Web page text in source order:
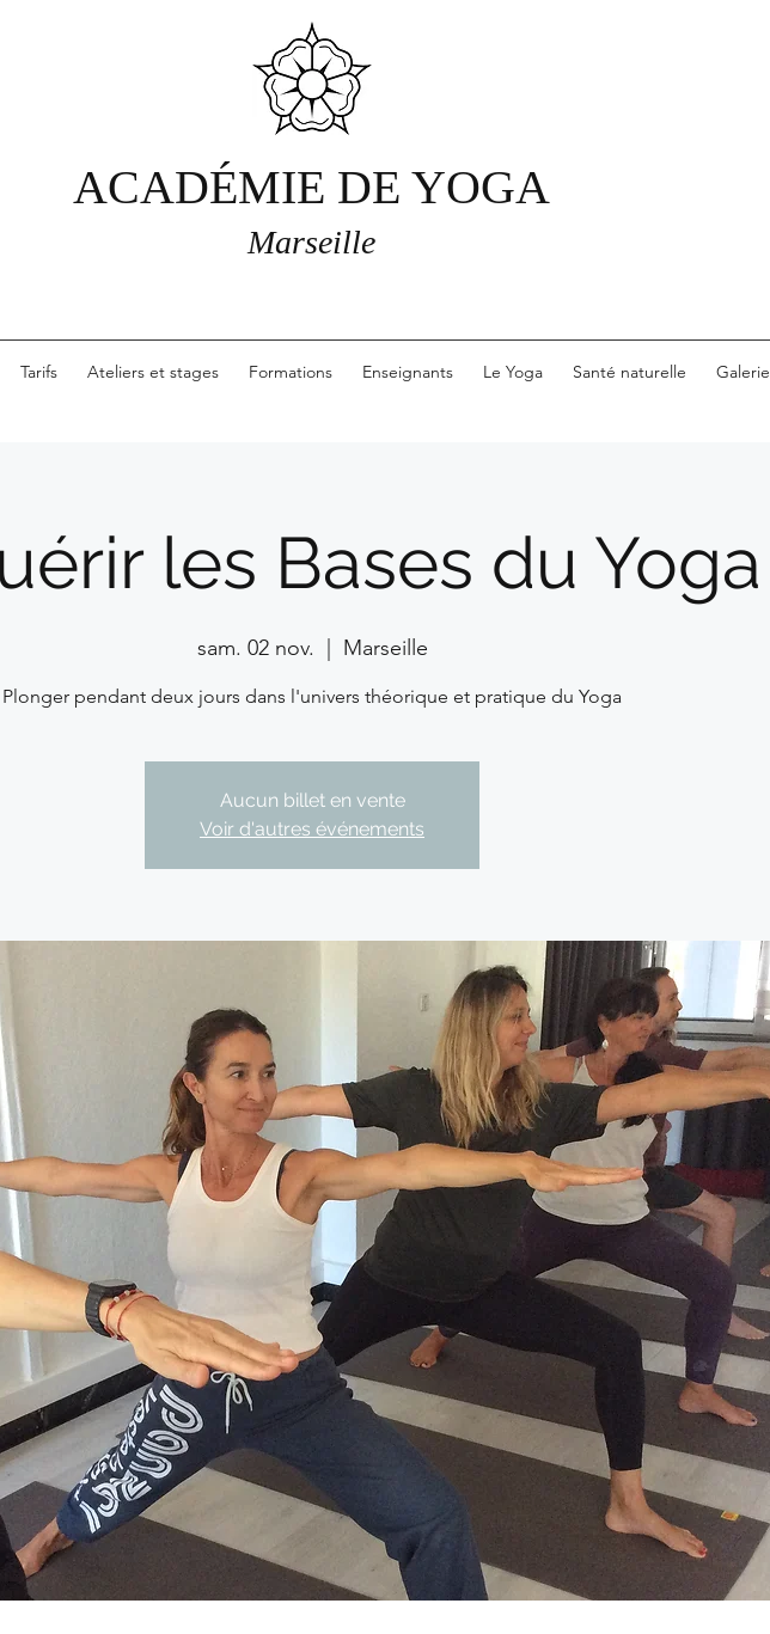
ACADÉMIE DE YOGA
Marseille
Tarifs Ateliers et stages Formations Enseignants Le Yoga Santé naturelle Galerie
les Bases du Yoga
sam. 02 nov. Marseille
Plonger pendant deux jours dans l'univers théorique et pratique du Yoga
Aucun billet en vente
Voir d'autres événements